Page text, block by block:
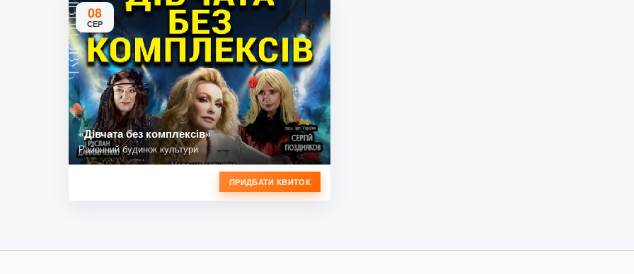
08
СЕР
«Дівчата без комплексів»
Районний будинок культури
ПРИДБАТИ КВИТОК